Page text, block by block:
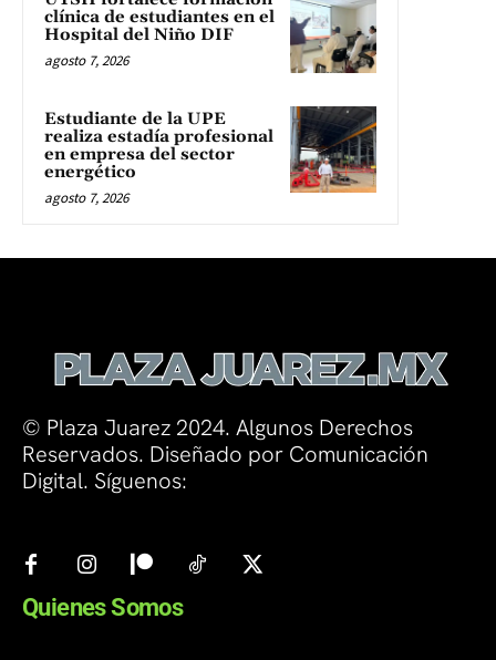
clínica de estudiantes en el
Hospital del Niño DIF
agosto 7, 2026
Estudiante de la UPE
realiza estadía profesional
en empresa del sector
energético
agosto 7, 2026
© Plaza Juarez 2024. Algunos Derechos
Reservados. Diseñado por Comunicación
Digital. Síguenos:
Quienes Somos